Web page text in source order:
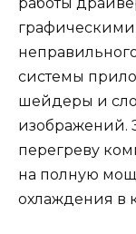
системы
шейдеры и
изображений.
перегреву
на полную
охлаждения в